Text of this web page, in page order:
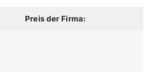
Preis der Firma: